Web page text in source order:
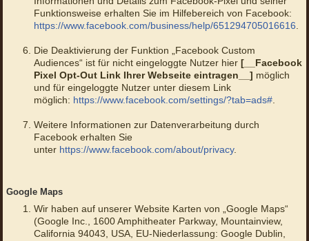
Funktionsweise erhalten Sie im Hilfebereich von Facebook:
https://www.facebook.com/business/help/651294705016616.
Die Deaktivierung der Funktion „Facebook Custom
Audiences“ ist für nicht eingeloggte Nutzer hier [__Facebook
Pixel Opt-Out Link Ihrer Webseite eintragen__] möglich
und für eingeloggte Nutzer unter diesem Link
möglich: https://www.facebook.com/settings/?tab=ads#.
Weitere Informationen zur Datenverarbeitung durch
Facebook erhalten Sie
unter https://www.facebook.com/about/privacy.
Google Maps
Wir haben auf unserer Website Karten von „Google Maps“
(Google Inc., 1600 Amphitheater Parkway, Mountainview,
California 94043, USA, EU-Niederlassung: Google Dublin,